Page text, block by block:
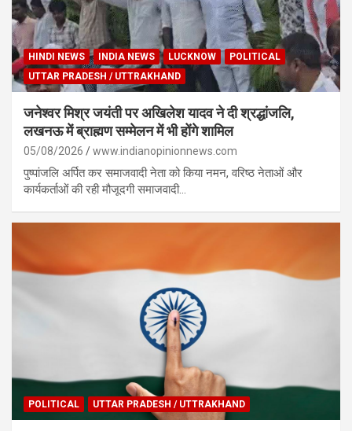
HINDI NEWS INDIA NEWS LUCKNOW
POLITICAL
UTTAR PRADESH / UTTRAKHAND
जनेश्वर मिश्र जयंती पर अखिलेश यादव ने दी श्रद्धांजलि,
लखनऊ में ब्राह्मण सम्मेलन में भी होंगे शामिल
05/08/2026 www.indianopinionnews.com
पुष्पांजलि अर्पित कर समाजवादी नेता को किया नमन, वरिष्ठ नेताओं और
कार्यकर्ताओं की रही मौजूदगी समाजवादी…
POLITICAL UTTAR PRADESH / UTTRAKHAND